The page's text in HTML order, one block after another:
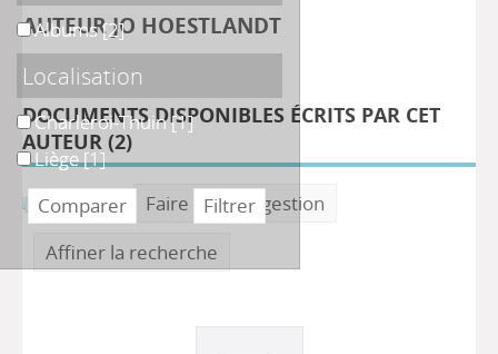
AUTEUR JO HOESTLANDT
DOCUMENTS DISPONIBLES ÉCRITS PAR CET
AUTEUR (2)
Faire une suggestion
Affiner la recherche
Albums
Albums[2]
Localisation
Charleroi-Thuin
Charleroi-Thuin[1]
Liège
Liège[1]